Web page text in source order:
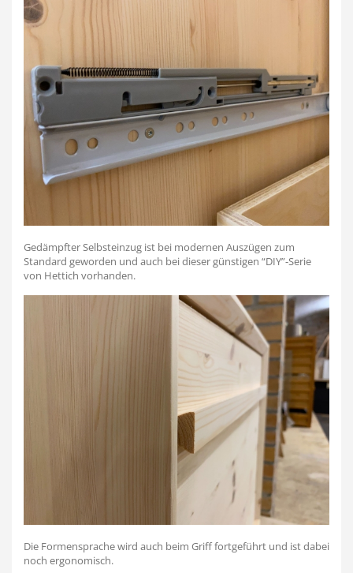
Gedämpfter Selbsteinzug ist bei modernen Auszügen zum
Standard geworden und auch bei dieser günstigen “DIY”-Serie
von Hettich vorhanden.
Die Formensprache wird auch beim Griff fortgeführt und ist dabei
noch ergonomisch.